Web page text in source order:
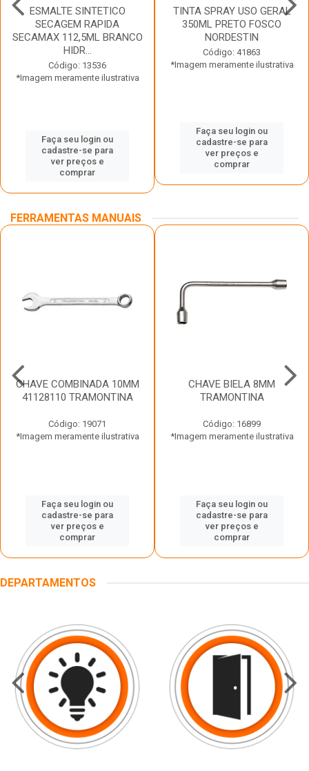
ESMALTE SINTETICO
SECAGEM RAPIDA
SECAMAX 112,5ML BRANCO
HIDR...
Código: 13536
*Imagem meramente ilustrativa
Faça seu login ou
cadastre-se para
ver preços e
comprar
TINTA SPRAY USO GERAL
350ML PRETO FOSCO
NORDESTIN
Código: 41863
*Imagem meramente ilustrativa
Faça seu login ou
cadastre-se para
ver preços e
comprar
FERRAMENTAS MANUAIS
CHAVE COMBINADA 10MM
41128110 TRAMONTINA
Código: 19071
*Imagem meramente ilustrativa
Faça seu login ou
cadastre-se para
ver preços e
comprar
CHAVE BIELA 8MM
TRAMONTINA
Código: 16899
*Imagem meramente ilustrativa
Faça seu login ou
cadastre-se para
ver preços e
comprar
DEPARTAMENTOS